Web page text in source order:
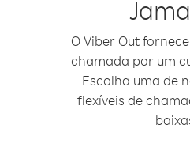
O Viber Out
chamada por um
Escolha uma de
flexíveis de